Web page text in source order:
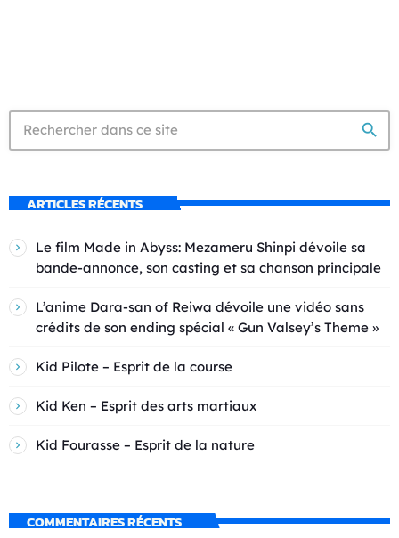
search
ARTICLES RÉCENTS
Le film Made in Abyss: Mezameru Shinpi dévoile sa
bande-annonce, son casting et sa chanson principale
L’anime Dara-san of Reiwa dévoile une vidéo sans
crédits de son ending spécial « Gun Valsey’s Theme »
Kid Pilote – Esprit de la course
Kid Ken – Esprit des arts martiaux
Kid Fourasse – Esprit de la nature
COMMENTAIRES RÉCENTS